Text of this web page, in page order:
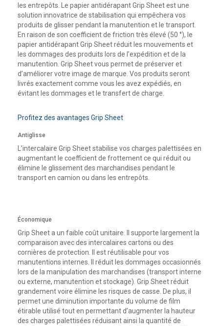
les entrepôts. Le papier antidérapant Grip Sheet est une
solution innovatrice de stabilisation qui empêchera vos
produits de glisser pendant la manutention et le transport.
En raison de son coefficient de friction très élevé (50 °), le
papier antidérapant Grip Sheet réduit les mouvements et
les dommages des produits lors de l’expédition et de la
manutention. Grip Sheet vous permet de préserver et
d’améliorer votre image de marque. Vos produits seront
livrés exactement comme vous les avez expédiés, en
évitant les dommages et le transfert de charge.
Profitez des avantages Grip Sheet
Antiglisse
L’intercalaire Grip Sheet stabilise vos charges palettisées en
augmentant le coefficient de frottement ce qui réduit ou
élimine le glissement des marchandises pendant le
transport en camion ou dans les entrepôts.
Économique
Grip Sheet a un faible coût unitaire. Il supporte largement la
comparaison avec des intercalaires cartons ou des
cornières de protection. Il est réutilisable pour vos
manutentions internes. Il réduit les dommages occasionnés
lors de la manipulation des marchandises (transport interne
ou externe, manutention et stockage). Grip Sheet réduit
grandement voire élimine les risques de casse. De plus, il
permet une diminution importante du volume de film
étirable utilisé tout en permettant d’augmenter la hauteur
des charges palettisées réduisant ainsi la quantité de